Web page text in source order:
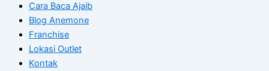
Cara Baca Ajaib
Blog Anemone
Franchise
Lokasi Outlet
Kontak